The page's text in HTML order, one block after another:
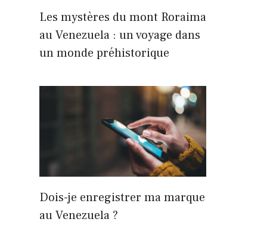
Les mystères du mont Roraima
au Venezuela : un voyage dans
un monde préhistorique
Dois-je enregistrer ma marque
au Venezuela ?